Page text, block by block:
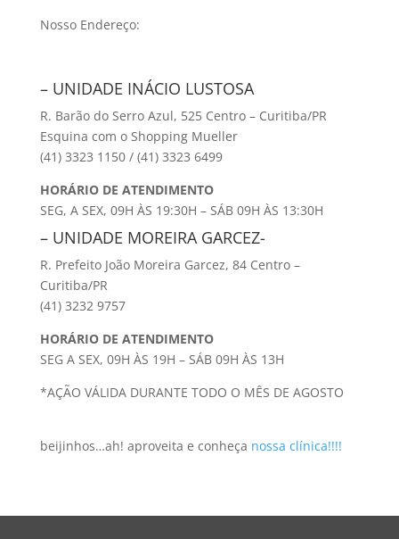
Nosso Endereço:
– UNIDADE INÁCIO LUSTOSA
R. Barão do Serro Azul, 525 Centro – Curitiba/PR
Esquina com o Shopping Mueller
(41) 3323 1150 / (41) 3323 6499
HORÁRIO DE ATENDIMENTO
SEG, A SEX, 09H ÀS 19:30H – SÁB 09H ÀS 13:30H
– UNIDADE MOREIRA GARCEZ-
R. Prefeito João Moreira Garcez, 84 Centro –
Curitiba/PR
(41) 3232 9757
HORÁRIO DE ATENDIMENTO
SEG A SEX, 09H ÀS 19H – SÁB 09H ÀS 13H
*AÇÃO VÁLIDA DURANTE TODO O MÊS DE AGOSTO
beijinhos…ah! aproveita e conheça nossa clínica!!!!